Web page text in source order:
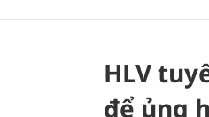
HLV
để ủng